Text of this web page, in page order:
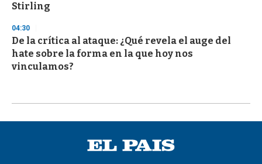
Stirling
04:30
De la crítica al ataque: ¿Qué revela el auge del
hate sobre la forma en la que hoy nos
vinculamos?